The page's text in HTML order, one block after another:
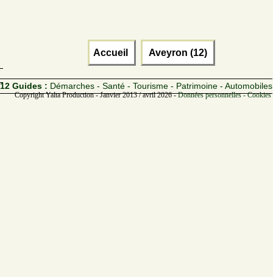
Accueil Aveyron (12)
12 Guides : Démarches - Santé - Tourisme - Patrimoine - Automobiles
Copyright Yalta Production - Janvier 2013 / avril 2026 -Données personnelles -